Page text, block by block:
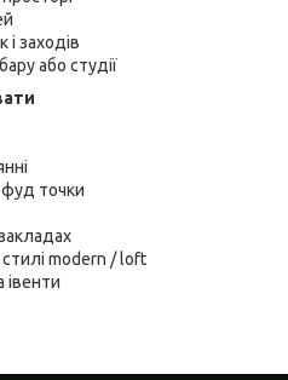
заходів
або студії
точки
стилі modern / loft
івенти